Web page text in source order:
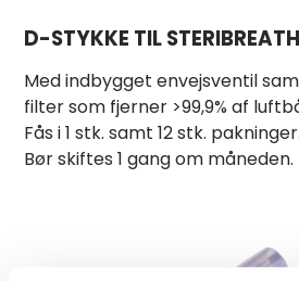
D-STYKKE TIL STERIBREATH
Med indbygget envejsventil
filter som fjerner >99,9% af
Fås i 1 stk. samt 12 stk. pakninger.
Bør skiftes 1 gang om måneden.